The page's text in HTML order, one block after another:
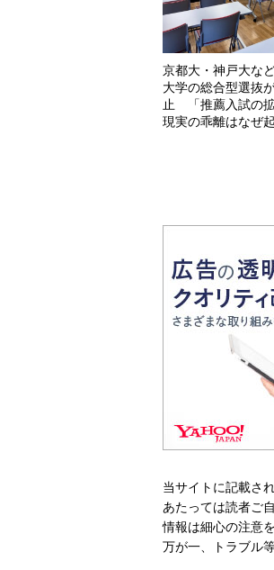
京都大・神戸大な
大学の総合型選抜
止 「推薦入試の
現実の乖離はなぜ
当サイトに記載さ
あたっては読者ご
情報は細心の注意
万が一、トラブル